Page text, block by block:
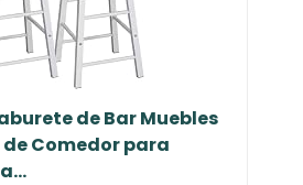
de Bar Muebles
Comedor para